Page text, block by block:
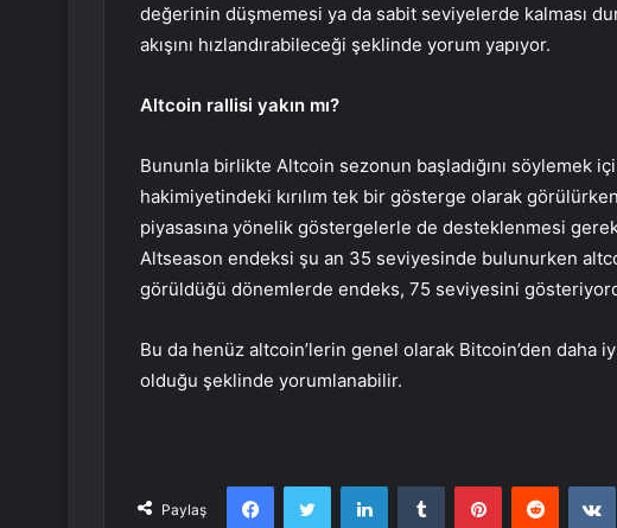
değerinin düşmemesi ya da sabit seviyelerde kalması
akışını hızlandırabileceği şeklinde yorum yapıyor.
Altcoin rallisi yakın mı?
Bununla birlikte Altcoin sezonun başladığını söylemek
hakimiyetindeki kırılım tek bir gösterge olarak
piyasasına yönelik göstergelerle de desteklenmesi
Altseason endeksi şu an 35 seviyesinde bulunurken
görüldüğü dönemlerde endeks, 75 seviyesini
Bu da henüz altcoin’lerin genel olarak Bitcoin’den
olduğu şeklinde yorumlanabilir.
Paylaş
FacebookTwitter LinkedInTumblr PinterestReddit